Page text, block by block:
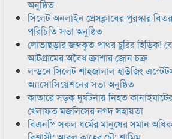
অনুষ্ঠিত
সিলেট অনলাইন প্রেসক্লাবের পুরস্কার
পরিচিতি সভা অনুষ্ঠিত
লোভাছড়ার জব্দকৃত পাথর চুরির হিড়িক!
আটগ্রামের অবৈধ ক্রাশার জোন চক্র
লন্ডনে সিলেট শাহজালাল হাউজিং
অ্যাসোসিয়েশনের সভা অনুষ্ঠিত
কাতারে সড়ক দুর্ঘটনায় নিহত
খেলাফত মজলিসের নগদ সহায়তা
বিএনপি সকল ধর্মের মানুষের সমান